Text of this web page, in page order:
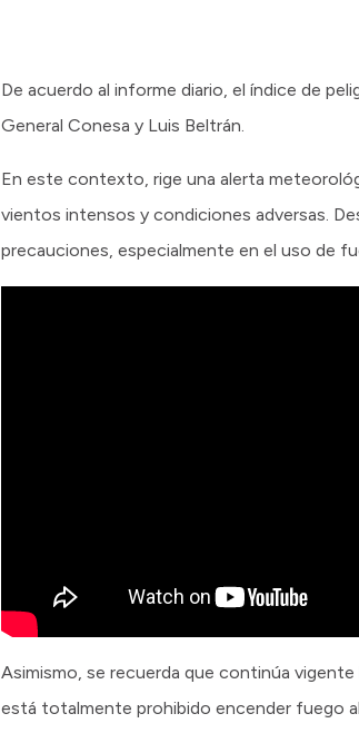
De acuerdo al informe diario, el índice de
General Conesa y Luis Beltrán.
En este contexto, rige una alerta
vientos intensos y condiciones adversas.
precauciones, especialmente en el uso de
Asimismo, se recuerda que continúa
está totalmente prohibido encender fuego